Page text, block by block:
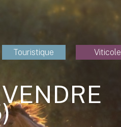
Touristique Viticole